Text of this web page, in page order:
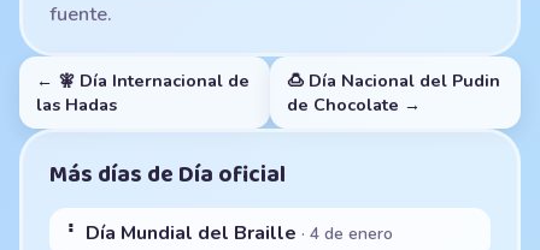
fuente.
← 🧚 Día Internacional de
las Hadas
🍮 Día Nacional del Pudin
de Chocolate →
Más días de Día oficial
⠃ Día Mundial del Braille · 4 de enero